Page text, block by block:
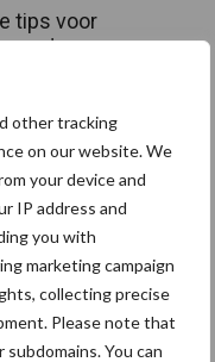
other tracking
on our website. We
your device and
IP address and
you with
marketing campaign
collecting precise
Please note that
You can
tips voor
is in
ooit”